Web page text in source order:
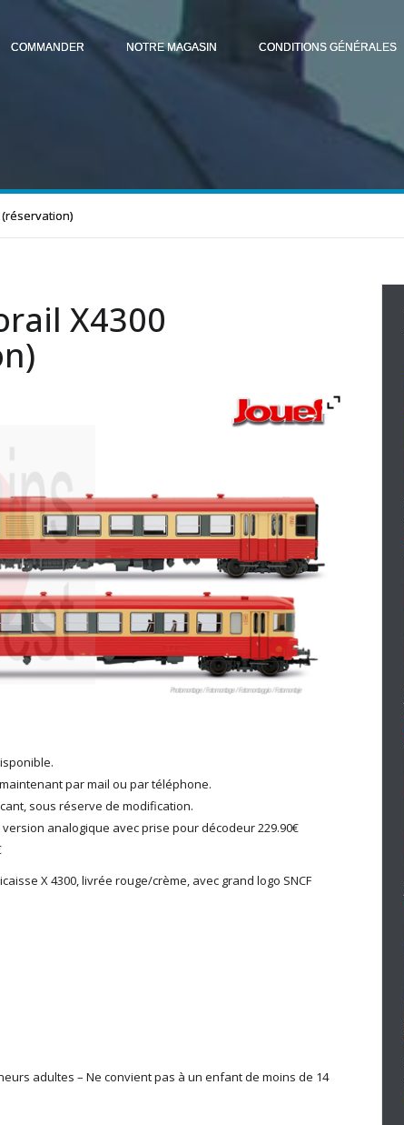
COMMANDER NOTRE MAGASIN CONDITIONS GÉNÉRALES
(réservation)
X4300
par mail ou par téléphone.
sous réserve de modification.
version analogique avec prise pour décodeur 229.90€
X 4300, livrée rouge/crème, avec grand logo SNCF
adultes – Ne convient pas à un enfant de moins de 14